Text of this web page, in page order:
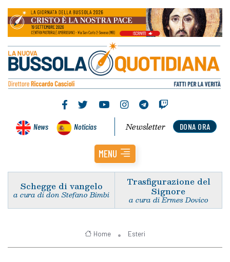
News Noticias DONA ORA
Newsletter
MENU
Schegge di vangelo
a cura di don Stefano Bimbi
Trasfigurazione del
Signore
a cura di Ermes Dovico
Home Esteri